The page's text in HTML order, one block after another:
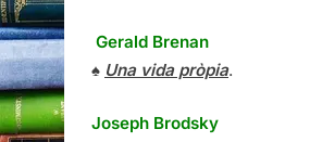
Gerald Brenan
♠ Una vida pròpia.
Joseph Brodsky